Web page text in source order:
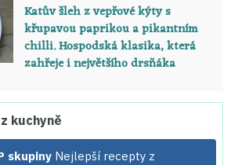
Katův šleh z vepřové kýty s
křupavou paprikou a pikantním
chilli. Hospodská klasika, která
zahřeje i největšího drsňáka
kuchyně
skupiny Nejlepší recepty z